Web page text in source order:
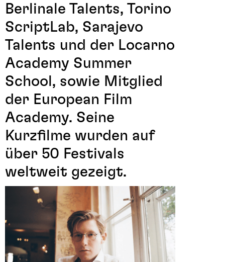
Berlinale Talents, Torino
ScriptLab, Sarajevo
Talents und der Locarno
Academy Summer
School, sowie Mitglied
der European Film
Academy. Seine
Kurzfilme wurden auf
über 50 Festivals
weltweit gezeigt.